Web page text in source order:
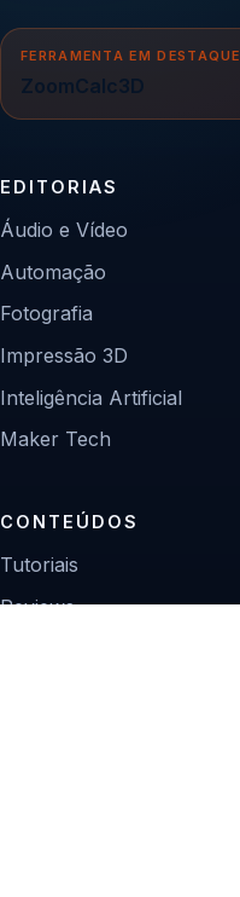
FERRAMENTA EM DESTAQUE
ZoomCalc3D
EDITORIAS
Áudio e Vídeo
Automação
Fotografia
Impressão 3D
Inteligência Artificial
Maker Tech
CONTEÚDOS
Tutoriais
Reviews